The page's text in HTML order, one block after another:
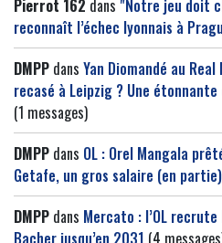
Pierrot 162 dans "Notre jeu doit
reconnaît l’échec lyonnais à
DMPP dans Yan Diomandé au
recasé à Leipzig ? Une
(1 messages)
DMPP dans OL : Orel Mangala
Getafe, un gros salaire (en
DMPP dans Mercato : l’OL
Bacher jusqu’en 2031 (4